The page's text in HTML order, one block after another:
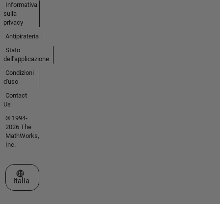
Informativa
sulla
privacy
Antipirateria
Stato
dell'applicazione
Condizioni
d'uso
Contact
Us
© 1994-
2026 The
MathWorks,
Inc.
Seleziona un sito web
Italia